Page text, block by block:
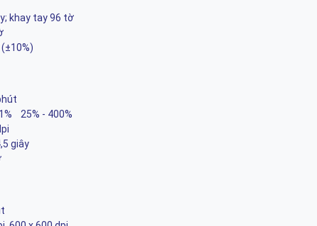
khay tay 96 tờ
25% - 400%
giây